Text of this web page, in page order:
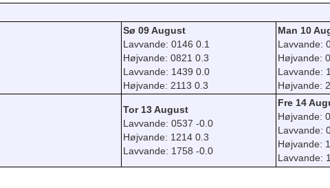
Sø 09 August
Lavvande: 0146 0.1
Højvande: 0821 0.3
Lavvande: 1439 0.0
Højvande: 2113 0.3
Man 10
Lavvande:
Højvande:
Lavvande:
Højvande:
Tor 13 August
Lavvande: 0537 -0.0
Højvande: 1214 0.3
Lavvande: 1758 -0.0
Fre 14
Højvande:
Lavvande:
Højvande:
Lavvande: